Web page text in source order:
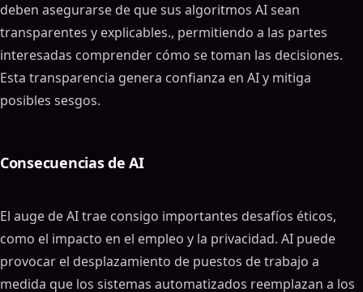
deben asegurarse de que sus algoritmos AI sean
transparentes y explicables., permitiendo a las partes
interesadas comprender cómo se toman las decisiones.
Esta transparencia genera confianza en AI y mitiga
posibles sesgos.
Consecuencias de AI
El auge de AI trae consigo importantes desafíos éticos,
como el impacto en el empleo y la privacidad. AI puede
provocar el desplazamiento de puestos de trabajo a
medida que los sistemas automatizados reemplazan a los